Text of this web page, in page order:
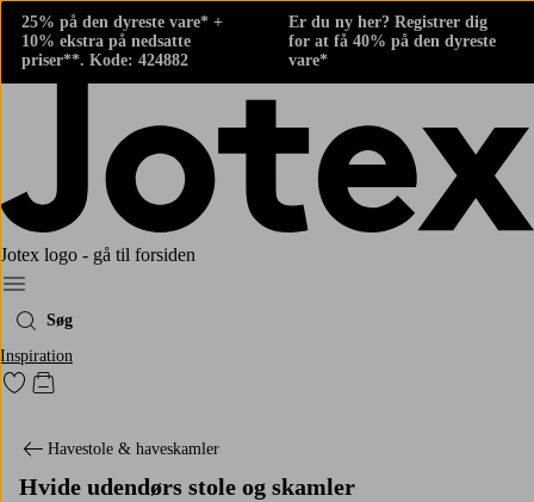
25% på den dyreste vare* +
10% ekstra på nedsatte
priser**. Kode: 424882
Er du ny her? Registrer dig
for at få 40% på den dyreste
vare*
Jotex logo - gå til forsiden
Menu
Søg
Inspiration
Gå til favoritmarkerede produkter
Gå til indkøbskurven
Havestole & haveskamler
Hvide udendørs stole og skamler